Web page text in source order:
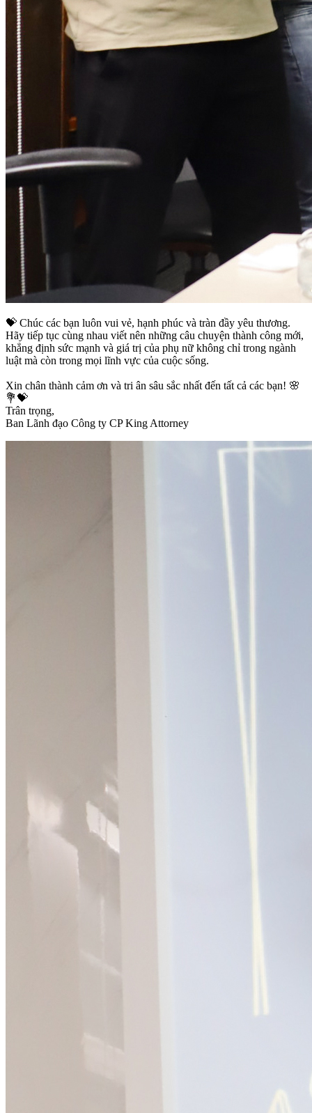
💝 Chúc các bạn luôn vui vẻ, hạnh phúc và tràn đầy yêu thương.
Hãy tiếp tục cùng nhau viết nên những câu chuyện thành công mới,
khẳng định sức mạnh và giá trị của phụ nữ không chỉ trong ngành
luật mà còn trong mọi lĩnh vực của cuộc sống.
Xin chân thành cảm ơn và tri ân sâu sắc nhất đến tất cả các bạn! 🌸
💐💝
Trân trọng,
Ban Lãnh đạo Công ty CP King Attorney